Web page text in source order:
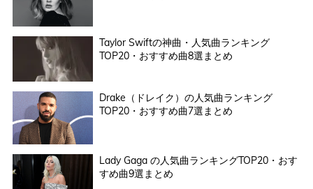
Taylor Swiftの神曲・人気曲ランキング
TOP20・おすすめ曲8選まとめ
Drake（ドレイク）の人気曲ランキング
TOP20・おすすめ曲7選まとめ
Lady Gaga の人気曲ランキングTOP20・おす
すめ曲9選まとめ